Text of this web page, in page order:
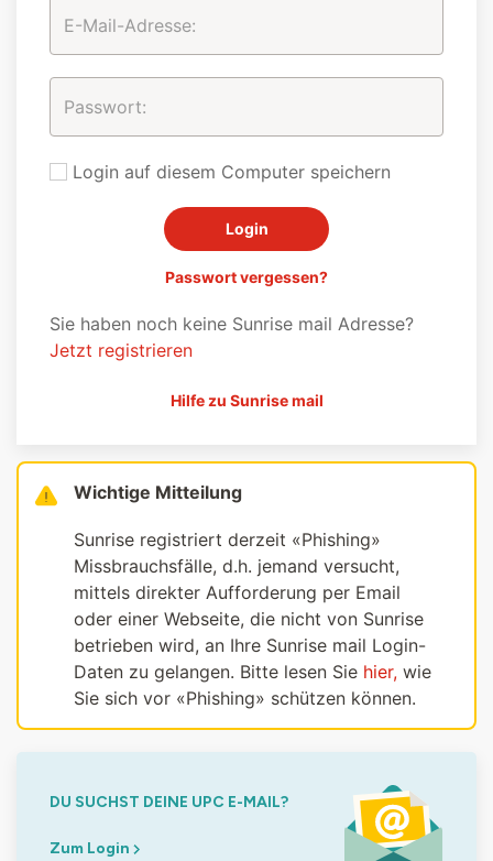
Login auf diesem Computer speichern
Passwort vergessen?
Sie haben noch keine Sunrise mail Adresse?
Jetzt registrieren
Hilfe zu Sunrise mail
Wichtige Mitteilung
Sunrise registriert derzeit «Phishing»
Missbrauchsfälle, d.h. jemand versucht,
mittels direkter Aufforderung per Email
oder einer Webseite, die nicht von Sunrise
betrieben wird, an Ihre Sunrise mail Login-
Daten zu gelangen. Bitte lesen Sie hier, wie
Sie sich vor «Phishing» schützen können.
DU SUCHST DEINE UPC E-MAIL?
Zum Login